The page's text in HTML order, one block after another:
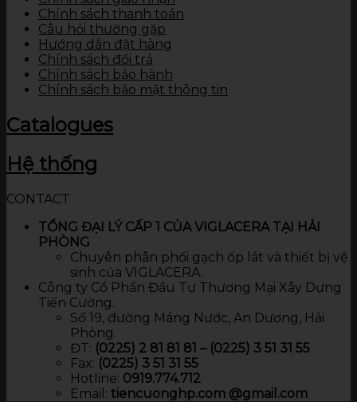
Chính sách thanh toán
Câu hỏi thường gặp
Hướng dẫn đặt hàng
Chính sách đổi trả
Chính sách bảo hành
Chính sách bảo mật thông tin
Catalogues
Hệ thống
CONTACT
TỔNG ĐẠI LÝ CẤP 1 CỦA VIGLACERA TẠI HẢI
PHÒNG
Chuyên phân phối gạch ốp lát và thiết bị vệ
sinh của VIGLACERA.
Công ty Cổ Phần Đầu Tư Thương Mại Xây Dựng
Tiến Cường.
Số 19, đường Máng Nước, An Dương, Hải
Phòng.
ĐT: (0225) 2 81 81 81 – (0225) 3 51 31 55
Fax: (0225) 3 51 31 55
Hotline: 0919.774.712​
Email: tiencuonghp.com @gmail.com